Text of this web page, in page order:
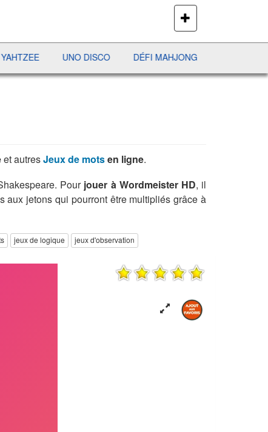
PLUS
DE
JEUX
UNO DISCO DÉFI MAHJONG RÉCRÉ À LETTRES
et autresJeux de motsen ligne.
Pour jouer à Wordmeister HD, il
aux jetons qui pourront être multipliés grâce à
jeux de logique jeux d'observation